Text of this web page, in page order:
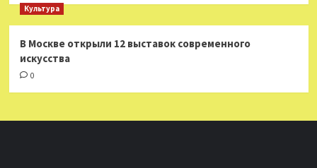
Культура
В Москве открыли 12 выставок современного
искусства
0